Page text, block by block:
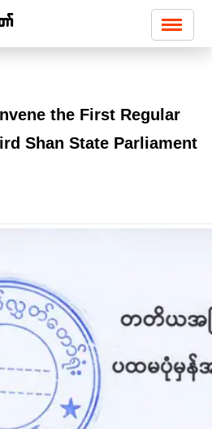
the First Regular
Shan State Parliament